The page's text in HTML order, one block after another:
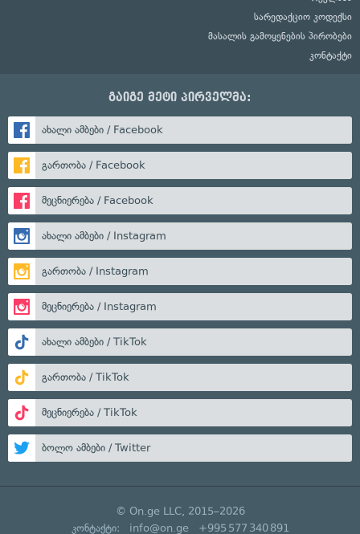
სარედაქციო კოდექსი
მასალის გამოყენების პირობები
კონტაქტი
გაიგე მეტი პირველმა:
ახალი ამბები / Facebook
გართობა / Facebook
მეცნიერება / Facebook
ახალი ამბები / Instagram
გართობა / Instagram
მეცნიერება / Instagram
ახალი ამბები / TikTok
გართობა / TikTok
მეცნიერება / TikTok
ბოლო ამბები / Twitter
© On.ge LLC, 2015–2026
კონტაქტი: info@on.ge +995 577 340 891